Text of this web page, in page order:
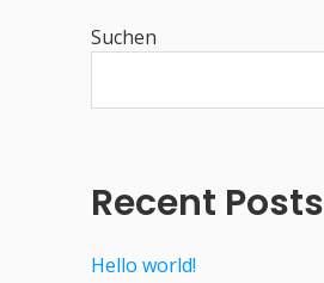
Seitenspalte
Suchen
Recent Posts
Hello world!